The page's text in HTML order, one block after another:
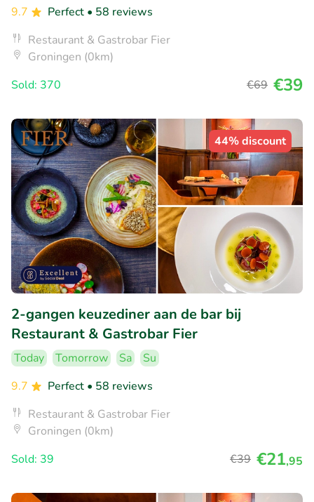
9.7
Perfect • 58 reviews
Restaurant & Gastrobar Fier
Groningen (0km)
Sold: 370
€69 €39
44% discount
2-gangen keuzediner aan de bar bij
Restaurant & Gastrobar Fier
Today Tomorrow Sa
Su
9.7
Perfect • 58 reviews
Restaurant & Gastrobar Fier
Groningen (0km)
Sold: 39
€39 €21,95